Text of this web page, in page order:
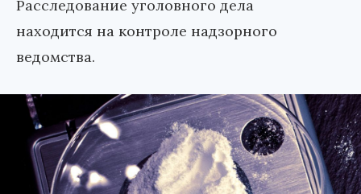
Расследование уголовного дела
находится на контроле надзорного
ведомства.